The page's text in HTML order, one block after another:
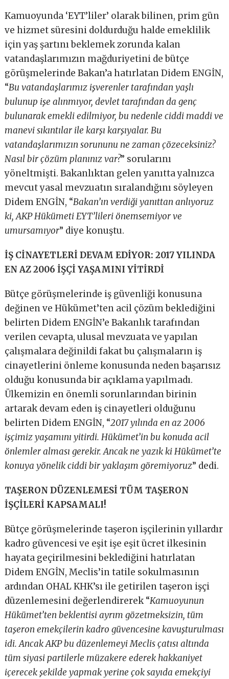
Kamuoyunda ‘EYT’liler’ olarak bilinen, prim gün
ve hizmet süresini doldurduğu halde emeklilik
için yaş şartını beklemek zorunda kalan
vatandaşlarımızın mağduriyetini de bütçe
görüşmelerinde Bakan’a hatırlatan Didem ENGİN,
“Bu vatandaşlarımız işverenler tarafından yaşlı
bulunup işe alınmıyor, devlet tarafından da genç
bulunarak emekli edilmiyor, bu nedenle ciddi maddi ve
manevi sıkıntılar ile karşı karşıyalar. Bu
vatandaşlarımızın sorununu ne zaman çözeceksiniz?
Nasıl bir çözüm planınız var?” sorularını
yöneltmişti. Bakanlıktan gelen yanıtta yalnızca
mevcut yasal mevzuatın sıralandığını söyleyen
Didem ENGİN, “Bakan’ın verdiği yanıttan anlıyoruz
ki, AKP Hükümeti EYT’lileri önemsemiyor ve
umursamıyor” diye konuştu.
İŞ CİNAYETLERİ DEVAM EDİYOR: 2017 YILINDA
EN AZ 2006 İŞÇİ YAŞAMINI YİTİRDİ
Bütçe görüşmelerinde iş güvenliği konusuna
değinen ve Hükümet’ten acil çözüm beklediğini
belirten Didem ENGİN’e Bakanlık tarafından
verilen cevapta, ulusal mevzuata ve yapılan
çalışmalara değinildi fakat bu çalışmaların iş
cinayetlerini önleme konusunda neden başarısız
olduğu konusunda bir açıklama yapılmadı.
Ülkemizin en önemli sorunlarından birinin
artarak devam eden iş cinayetleri olduğunu
belirten Didem ENGİN, “2017 yılında en az 2006
işçimiz yaşamını yitirdi. Hükümet’in bu konuda acil
önlemler alması gerekir. Ancak ne yazık ki Hükümet’te
konuya yönelik ciddi bir yaklaşım göremiyoruz” dedi.
TAŞERON DÜZENLEMESİ TÜM TAŞERON
İŞÇİLERİ KAPSAMALI!
Bütçe görüşmelerinde taşeron işçilerinin yıllardır
kadro güvencesi ve eşit işe eşit ücret ilkesinin
hayata geçirilmesini beklediğini hatırlatan
Didem ENGİN, Meclis’in tatile sokulmasının
ardından OHAL KHK’sı ile getirilen taşeron işçi
düzenlemesini değerlendirerek “Kamuoyunun
Hükümet’ten beklentisi ayrım gözetmeksizin, tüm
taşeron emekçilerin kadro güvencesine kavuşturulması
idi. Ancak AKP bu düzenlemeyi Meclis çatısı altında
tüm siyasi partilerle müzakere ederek hakkaniyet
içerecek şekilde yapmak yerine çok sayıda emekçiyi